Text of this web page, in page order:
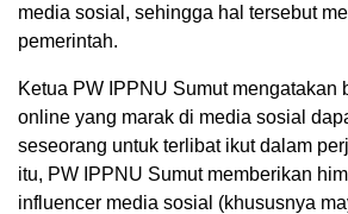
media sosial, sehingga hal tersebut
pemerintah.
Ketua PW IPPNU Sumut mengatakan
online yang marak di media sosial
seseorang untuk terlibat ikut dalam
itu, PW IPPNU Sumut memberikan
influencer media sosial (khususnya